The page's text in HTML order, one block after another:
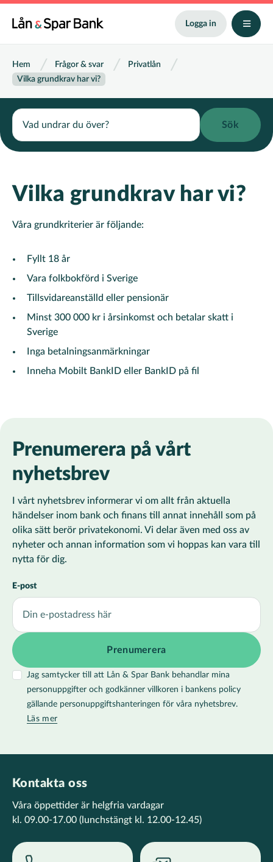
Hoppa
Logga in
Länkstig
Hem Frågor & svar
Privatlån
Vilka grundkrav har vi?
Search
Vilka grundkrav har vi?
Våra grundkriterier är följande:
Fyllt 18 år
Vara folkbokförd i Sverige
Tillsvidareanställd eller pensionär
Minst 300 000 kr i årsinkomst och betalar skatt i
Sverige
Inga betalningsanmärkningar
Inneha Mobilt BankID eller BankID på fil
Prenumerera på vårt
nyhetsbrev
I vårt nyhetsbrev informerar vi om allt från aktuella
händelser inom bank och finans till annat innehåll som på
olika sätt berör privatekonomi. Vi delar även med oss av
nyheter och annan information som vi hoppas kan vara till
nytta för dig.
E-post
Jag samtycker till att Lån & Spar Bank behandlar mina
personuppgifter och godkänner villkoren i bankens policy
gällande personuppgiftshanteringen för våra nyhetsbrev.
Läs mer
Kontakta oss
Våra öppettider är helgfria vardagar
kl. 09.00-17.00 (lunchstängt kl. 12.00-12.45)